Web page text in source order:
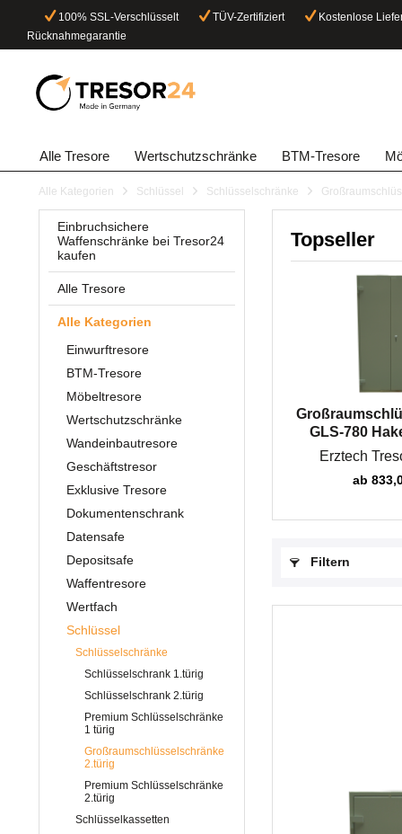
100% SSL-Verschlüsselt TÜV-Zertifiziert
Kostenlose
Rücknahmegarantie
Alle Tresore Wertschutzschränke BTM-Tresore
Alle Kategorien Schlüssel Schlüsselschränke
Einbruchsichere
Waffenschränke bei Tresor24
kaufen
Alle Tresore
Alle Kategorien
Einwurftresore
BTM-Tresore
Möbeltresore
Wertschutzschränke
Wandeinbautresore
Geschäftstresor
Exklusive Tresore
Dokumentenschrank
Datensafe
Depositsafe
Waffentresore
Wertfach
Schlüssel
Schlüsselschränke
Schlüsselschrank 1.türig
Schlüsselschrank 2.türig
Premium Schlüsselschränke
1 türig
Großraumschlüsselschränke
2.türig
Premium Schlüsselschränke
2.türig
Schlüsselkassetten
Topseller
GLS-780
Erztech
ab
Filtern